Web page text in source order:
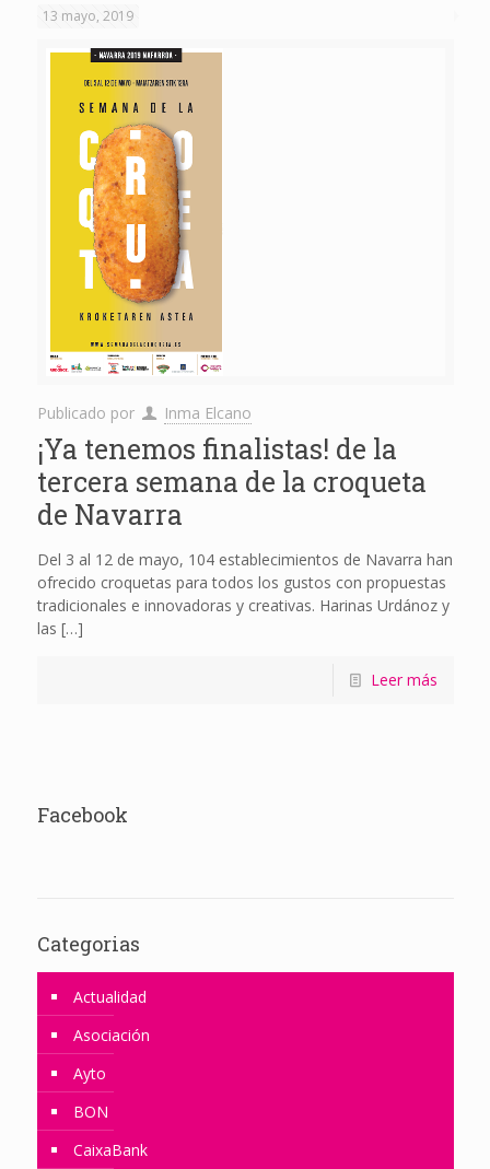
13 mayo, 2019
Publicado por Inma Elcano
¡Ya tenemos finalistas! de la
tercera semana de la croqueta
de Navarra
Del 3 al 12 de mayo, 104 establecimientos de Navarra han
ofrecido croquetas para todos los gustos con propuestas
tradicionales e innovadoras y creativas. Harinas Urdánoz y
las […]
Leer más
Facebook
Categorias
Actualidad
Asociación
Ayto
BON
CaixaBank